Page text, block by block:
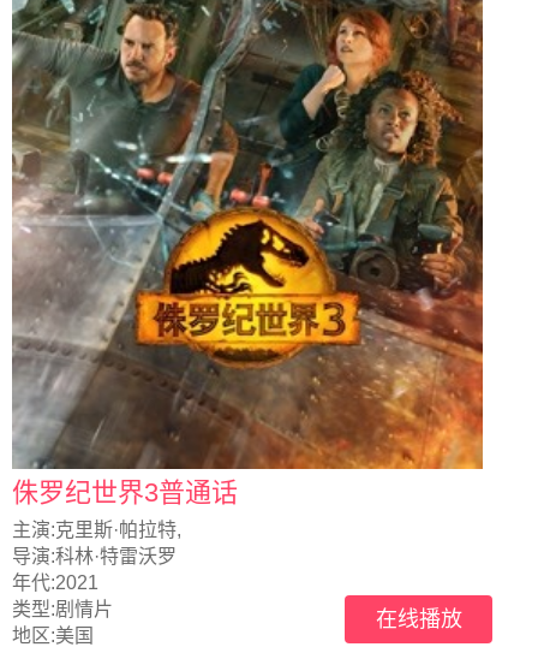
侏罗纪世界3普通话
主演:克里斯·帕拉特,
导演:科林·特雷沃罗
年代:2021
类型:剧情片
地区:美国
在线播放